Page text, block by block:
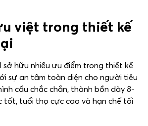
việt trong thiết kế
sở hữu nhiều ưu điểm trong thiết kế
sự an tâm toàn diện cho người tiêu
cầu chắc chắn, thành bồn dày 8-
tốt, tuổi thọ cực cao và hạn chế tối